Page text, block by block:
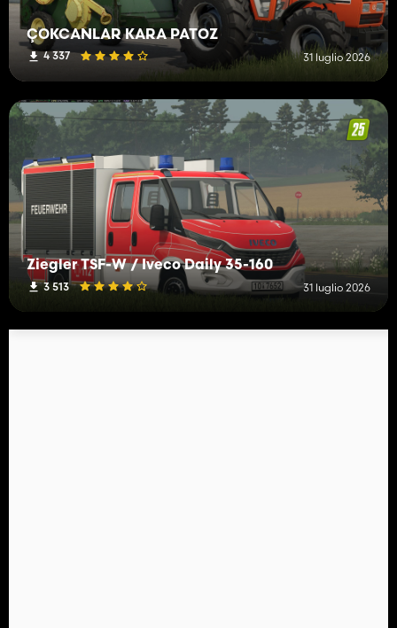
ÇOKCANLAR KARA PATOZ
4 337 31 luglio 2026
Ziegler TSF-W / Iveco Daily 35-160
3 513 31 luglio 2026